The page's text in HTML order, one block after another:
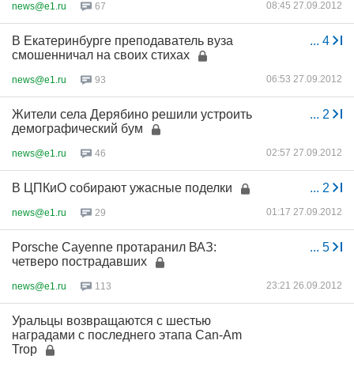
news@e1.ru 67 08:45 27.09.2012
... 4
В Екатеринбурге преподаватель вуза
смошенничал на своих стихах
news@e1.ru 93 06:53 27.09.2012
... 2
Жители села Дерябино решили устроить
демографический бум
news@e1.ru 46 02:57 27.09.2012
... 2
В ЦПКиО собирают ужасные поделки
news@e1.ru 29 01:17 27.09.2012
... 5
Porsche Cayenne протаранил ВАЗ:
четверо пострадавших
news@e1.ru 113 23:21 26.09.2012
Уральцы возвращаются с шестью
наградами с последнего этапа Can-Am
Trop